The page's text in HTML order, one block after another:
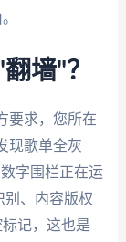
墙"？
要求，您所在
现歌单全灰
字围栏正在运
别、内容版权
记，这也是